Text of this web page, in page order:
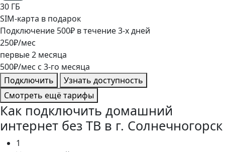
30 ГБ
SIM-карта в подарок
Подключение 500₽ в течение3-х дней
250₽/мес
первые2 месяца
500₽/мес c 3-го месяца
Подключить
Узнать доступность
Смотреть ещё тарифы
Как подключить домашний
интернет без ТВ в г. Солнечногорск
1